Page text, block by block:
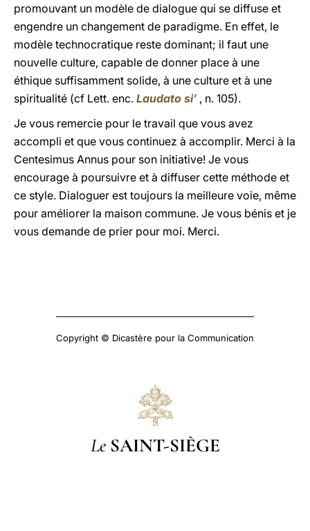
promouvant un modèle de dialogue qui se diffuse et
engendre un changement de paradigme. En effet, le
modèle technocratique reste dominant; il faut une
nouvelle culture, capable de donner place à une
éthique suffisamment solide, à une culture et à une
spiritualité (cf Lett. enc. Laudato si’, n. 105).
Je vous remercie pour le travail que vous avez
accompli et que vous continuez à accomplir. Merci à la
Centesimus Annus pour son initiative! Je vous
encourage à poursuivre et à diffuser cette méthode et
ce style. Dialoguer est toujours la meilleure voie, même
pour améliorer la maison commune. Je vous bénis et je
vous demande de prier pour moi. Merci.
Copyright © Dicastère pour la Communication
Le SAINT-SIÈGE